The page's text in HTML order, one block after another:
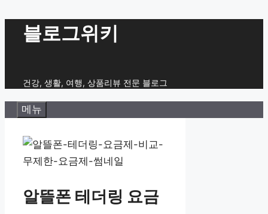
블로그위키
건강, 생활, 여행, 상품리뷰 전문 블로그
메뉴
알뜰폰 테더링 요금